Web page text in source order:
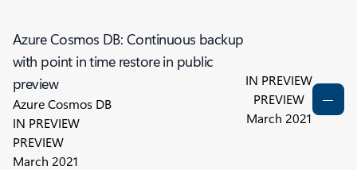
Azure Cosmos DB: Continuous backup
with point in time restore in public
preview
Azure Cosmos DB
IN PREVIEW
PREVIEW
March 2021
IN PREVIEW
PREVIEW
March 2021